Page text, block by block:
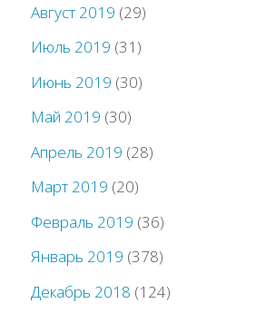
Август 2019 (29)
Июль 2019 (31)
Июнь 2019 (30)
Май 2019 (30)
Апрель 2019 (28)
Март 2019 (20)
Февраль 2019 (36)
Январь 2019 (378)
Декабрь 2018 (124)